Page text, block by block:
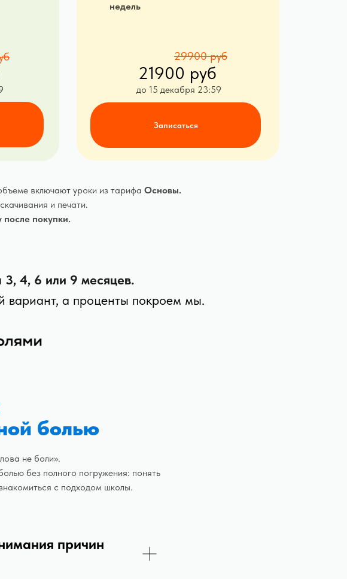
4, 6 или 9 месяцев.
вариант, а проценты покроем мы.
включают уроки из тарифа Основы.
и печати.
покупки.
Записаться
недель
21900 руб
до 15 декабря 23:59
29900 руб
болью
не боли».
без полного погружения: понять
с подходом школы.
причин